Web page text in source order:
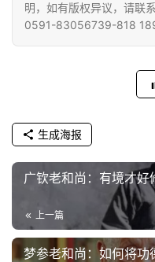
点
僧
音
访
谈
菩
提
明，如有版权异议，请联
0591-83056739-818
生成海报
广钦老和尚：有境才好
上一篇
梦参老和尚：如何将